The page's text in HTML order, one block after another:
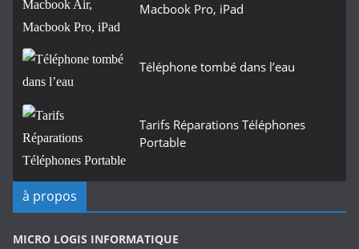
Macbook Pro, iPad
Téléphone tombé dans l’eau
Tarifs Réparations Téléphones
Portable
à propos
MICRO LOGIS INFORMATIQUE